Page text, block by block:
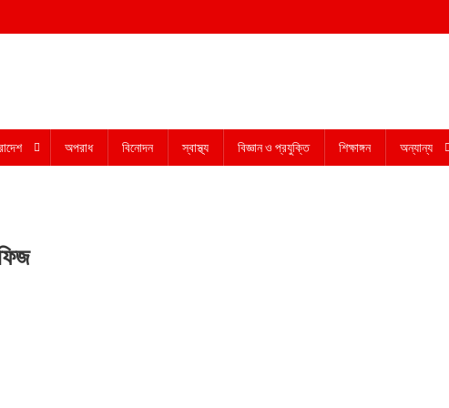
অপরাধ বিনোদন স্বাস্থ্য বিজ্ঞান ও প্রযুক্তি শিক্ষাঙ্গন অন্যান্য